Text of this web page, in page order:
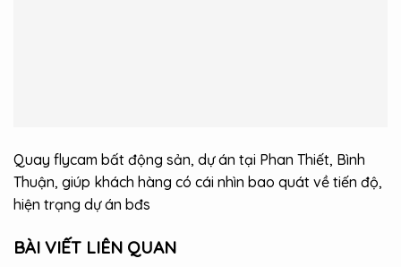
Quay flycam bất động sản, dự án tại Phan Thiết, Bình
Thuận, giúp khách hàng có cái nhìn bao quát về tiến độ,
hiện trạng dự án bđs
BÀI VIẾT LIÊN QUAN